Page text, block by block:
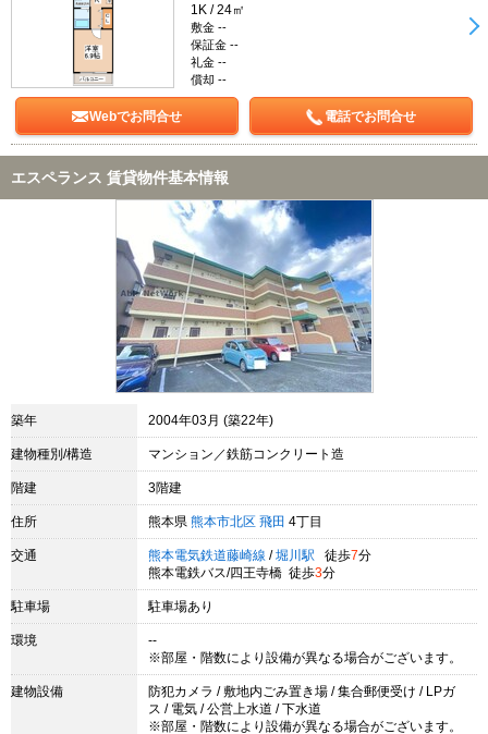
1K / 24㎡
敷金 --
保証金 --
礼金 --
償却 --
Webでお問合せ 電話でお問合せ
エスペランス 賃貸物件基本情報
築年 2004年03月 (築22年)
建物種別/構造 マンション／鉄筋コンクリート造
階建 3階建
住所 熊本県 熊本市北区 飛田 4丁目
交通 熊本電気鉄道藤崎線 / 堀川駅 徒歩7分
熊本電鉄バス/四王寺橋 徒歩3分
駐車場 駐車場あり
環境
--
※部屋・階数により設備が異なる場合がございます。
建物設備
防犯カメラ / 敷地内ごみ置き場 / 集合郵便受け / LPガ
ス / 電気 / 公営上水道 / 下水道
※部屋・階数により設備が異なる場合がございます。